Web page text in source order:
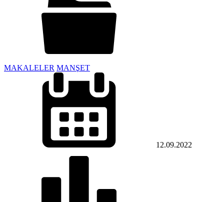
MAKALELER MANŞET
12.09.2022